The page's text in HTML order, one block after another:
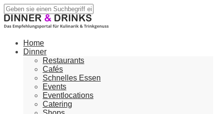
Home
Dinner
Restaurants
Cafés
Schnelles Essen
Events
Eventlocations
Catering